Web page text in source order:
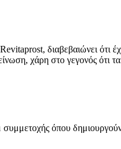
διαβεβαιώνει ότι
χάρη στο γεγονός ότι
όπου